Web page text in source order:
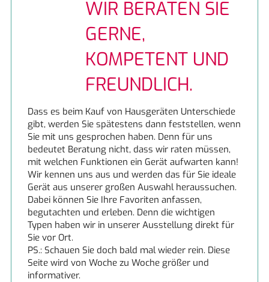
Constructa
JoMi Wasserfilteranlagen
Miele
Miele
Naber
ORANIER Küchentechnik
ERSATZTEILE
Angebote
WIR BERATEN SIE
GERNE,
KOMPETENT UND
FREUNDLICH.
Dass es beim Kauf von Hausgeräten Unterschiede
gibt, werden Sie spätestens dann feststellen, wenn
Sie mit uns gesprochen haben. Denn für uns
bedeutet Beratung nicht, dass wir raten müssen,
mit welchen Funktionen ein Gerät aufwarten kann!
Wir kennen uns aus und werden das für Sie ideale
Gerät aus unserer großen Auswahl heraussuchen.
Dabei können Sie Ihre Favoriten anfassen,
begutachten und erleben. Denn die wichtigen
Typen haben wir in unserer Ausstellung direkt für
Sie vor Ort.
PS.: Schauen Sie doch bald mal wieder rein. Diese
Seite wird von Woche zu Woche größer und
informativer.